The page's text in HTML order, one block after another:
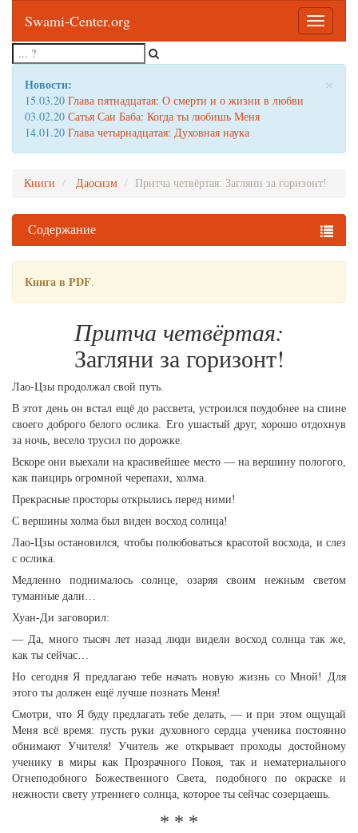
Toggle
Swami-Center.org
×
Новости:
15.03.20 Глава пятнадцатая: О смерти и о жизни в любви
03.02.20 Сатья Саи Баба: Когда ты любишь Меня
14.01.20 Глава четырнадцатая: Духовная наука
Книги Даосизм Притча четвёртая: Загляни за горизонт!
Содержание
Книга в PDF.
Притча четвёртая:
Загляни за горизонт!
Лао-Цзы продолжал свой путь.
В этот день он встал ещё до рассвета, устроился поудобнее на спине
своего доброго белого ослика. Его ушастый друг, хорошо отдохнув
за ночь, весело трусил по дорожке.
Вскоре они выехали на красивейшее место — на вершину пологого,
как панцирь огромной черепахи, холма.
Прекрасные просторы открылись перед ними!
С вершины холма был виден восход солнца!
Лао-Цзы остановился, чтобы полюбоваться красотой восхода, и слез
с ослика.
Медленно поднималось солнце, озаряя своим нежным светом
туманные дали…
Хуан-Ди заговорил:
— Да, много тысяч лет назад люди видели восход солнца так же,
как ты сейчас…
Но сегодня Я предлагаю тебе начать новую жизнь со Мной! Для
этого ты должен ещё лучше познать Меня!
Смотри, что Я буду предлагать тебе делать, — и при этом ощущай
Меня всё время: пусть руки духовного сердца ученика постоянно
обнимают Учителя! Учитель же открывает проходы достойному
ученику в миры как Прозрачного Покоя, так и нематериального
Огнеподобного Божественного Света, подобного по окраске и
нежности свету утреннего солнца, которое ты сейчас созерцаешь.
* * *